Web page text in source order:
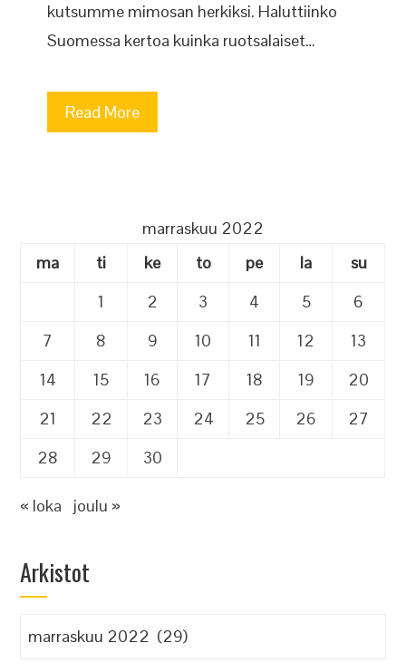
kutsumme mimosan herkiksi. Haluttiinko
Suomessa kertoa kuinka ruotsalaiset…
Read More
marraskuu 2022
ma
ti ke to pe la
su
1
2 3 4 5
6
7
8 9 10 11 12
13
14
15 16 17 18 19
20
21
22 23 24 25 26
27
28
29 30
« loka joulu »
Arkistot